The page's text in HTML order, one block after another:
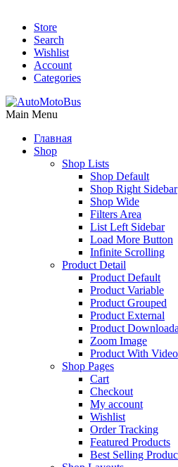
Store
Search
Wishlist
Account
Categories
Main Menu
Главная
Shop
Shop Lists
Shop Default
Shop Right Sidebar
Shop Wide
Filters Area
List Left Sidebar
Load More Button
Infinite Scrolling
Product Detail
Product Default
Product Variable
Product Grouped
Product External
Product
Zoom Image
Product With Video
Shop Pages
Cart
Checkout
My account
Wishlist
Order Tracking
Featured Products
Best Selling